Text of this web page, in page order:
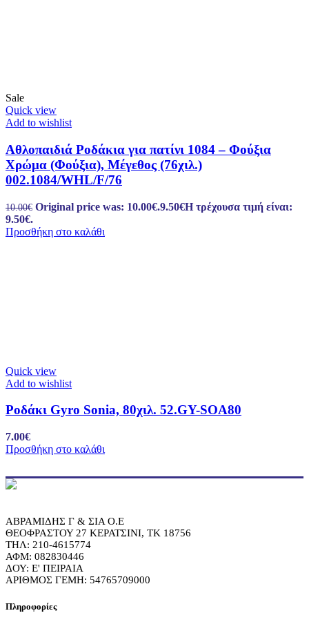
Sale
Quick view
Add to wishlist
Αθλοπαιδιά Ροδάκια για πατίνι 1084 – Φούξια
Χρώμα (Φούξια), Μέγεθος (76χιλ.)
002.1084/WHL/F/76
10.00€ Original price was: 10.00€.9.50€Η τρέχουσα τιμή είναι:
9.50€.
Προσθήκη στο καλάθι
Quick view
Add to wishlist
Ροδάκι Gyro Sonia, 80χιλ. 52.GY-SOA80
7.00€
Προσθήκη στο καλάθι
ΑΒΡΑΜΙΔΗΣ Γ & ΣΙΑ Ο.Ε
ΘΕΟΦΡΑΣΤΟΥ 27 ΚΕΡΑΤΣΙΝΙ, ΤΚ 18756
ΤΗΛ: 210-4615774
ΑΦΜ: 082830446
ΔΟΥ: Ε' ΠΕΙΡΑΙΑ
ΑΡΙΘΜΟΣ ΓΕΜΗ: 54765709000
Πληροφορίες